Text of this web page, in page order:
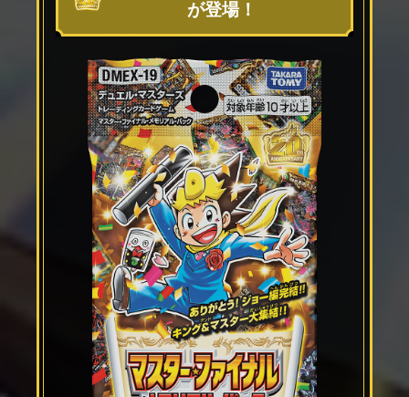
が登場！